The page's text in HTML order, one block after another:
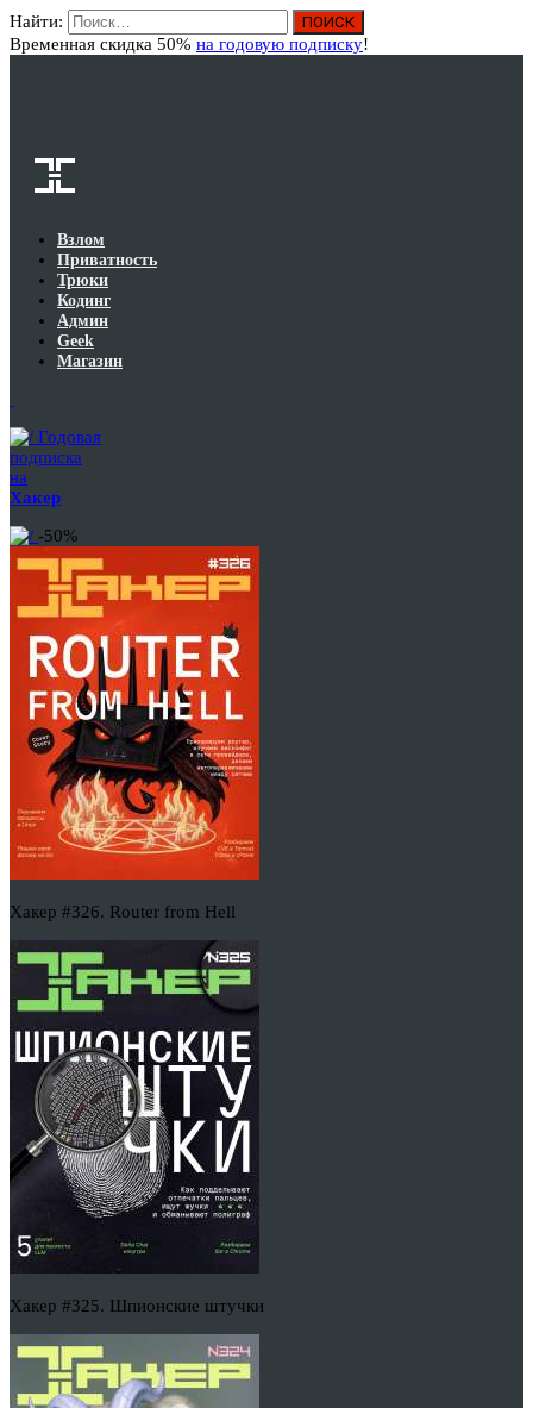
Найти:
Временная скидка 50% на годовую подписку!
Взлом
Приватность
Трюки
Кодинг
Админ
Geek
Магазин
Годовая
подписка
на
Хакер
-50%
Хакер #326. Router from Hell
Хакер #325. Шпионские штучки